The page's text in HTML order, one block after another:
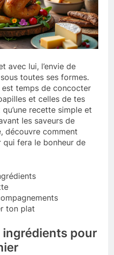
avec lui, l’envie de
toutes ses formes.
temps de concocter
et celles de tes
recette simple et
les saveurs de
découvre comment
fera le bonheur de
ton plat
pour